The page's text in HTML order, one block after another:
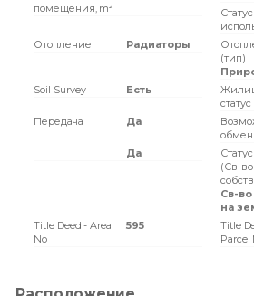
помещения, m²
Статус
Отопление Радиаторы
(тип)
Soil Survey
Есть
статус
Передача Да
обмен
Да
(Св-
Св-
на
Title Deed - Area
No
595
Title
Parcel